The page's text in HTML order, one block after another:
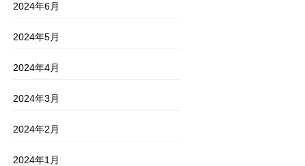
2024年6月
2024年5月
2024年4月
2024年3月
2024年2月
2024年1月